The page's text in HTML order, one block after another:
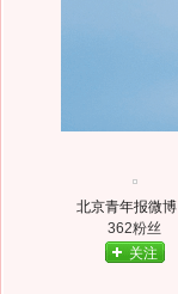
北京青年报微博
362粉丝
关注